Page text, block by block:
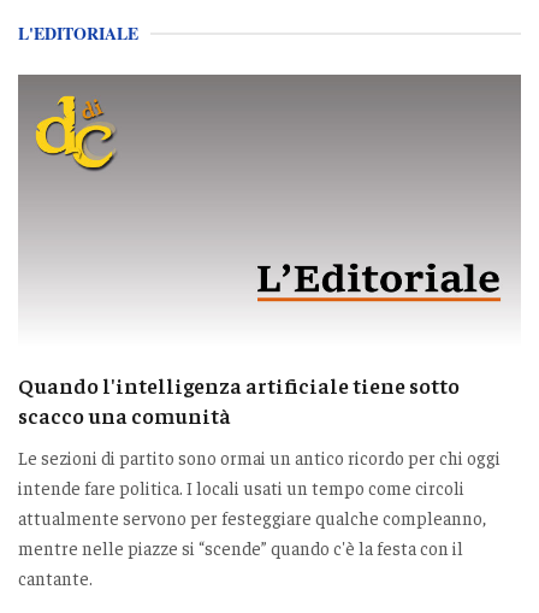
L'EDITORIALE
Quando l'intelligenza artificiale tiene sotto
scacco una comunità
Le sezioni di partito sono ormai un antico ricordo per chi oggi
intende fare politica. I locali usati un tempo come circoli
attualmente servono per festeggiare qualche compleanno,
mentre nelle piazze si “scende” quando c'è la festa con il
cantante.